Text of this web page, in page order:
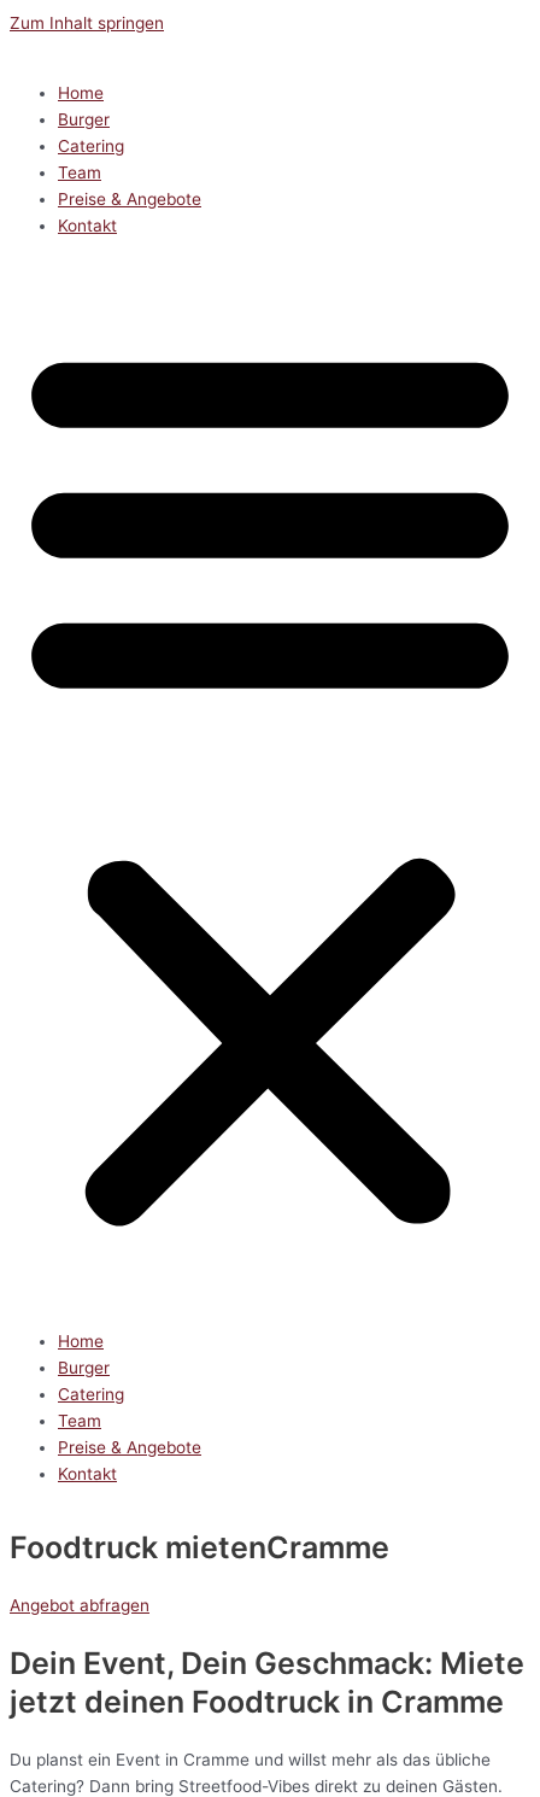
Zum Inhalt springen
Home
Burger
Catering
Team
Preise & Angebote
Kontakt
Home
Burger
Catering
Team
Preise & Angebote
Kontakt
Foodtruck mietenCramme
Angebot abfragen
Dein Event, Dein Geschmack: Miete
jetzt deinen Foodtruck in Cramme
Du planst ein Event in Cramme und willst mehr als das übliche
Catering? Dann bring Streetfood-Vibes direkt zu deinen Gästen.